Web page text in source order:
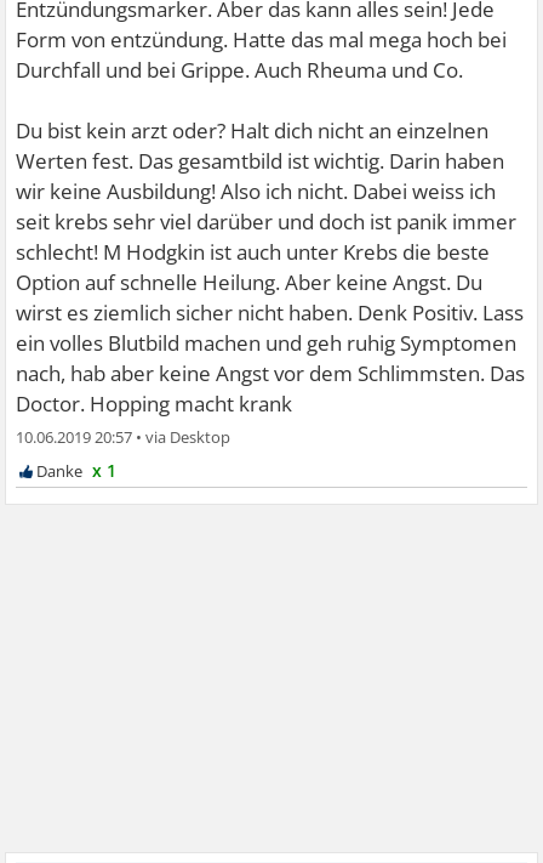
Entzündungsmarker. Aber das kann alles sein! Jede
Form von entzündung. Hatte das mal mega hoch bei
Durchfall und bei Grippe. Auch Rheuma und Co.
Du bist kein arzt oder? Halt dich nicht an einzelnen
Werten fest. Das gesamtbild ist wichtig. Darin haben
wir keine Ausbildung! Also ich nicht. Dabei weiss ich
seit krebs sehr viel darüber und doch ist panik immer
schlecht! M Hodgkin ist auch unter Krebs die beste
Option auf schnelle Heilung. Aber keine Angst. Du
wirst es ziemlich sicher nicht haben. Denk Positiv. Lass
ein volles Blutbild machen und geh ruhig Symptomen
nach, hab aber keine Angst vor dem Schlimmsten. Das
Doctor. Hopping macht krank
10.06.2019 20:57 •
x 1